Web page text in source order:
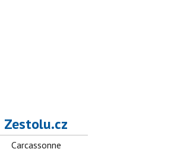
Zestolu.cz
Carcassonne